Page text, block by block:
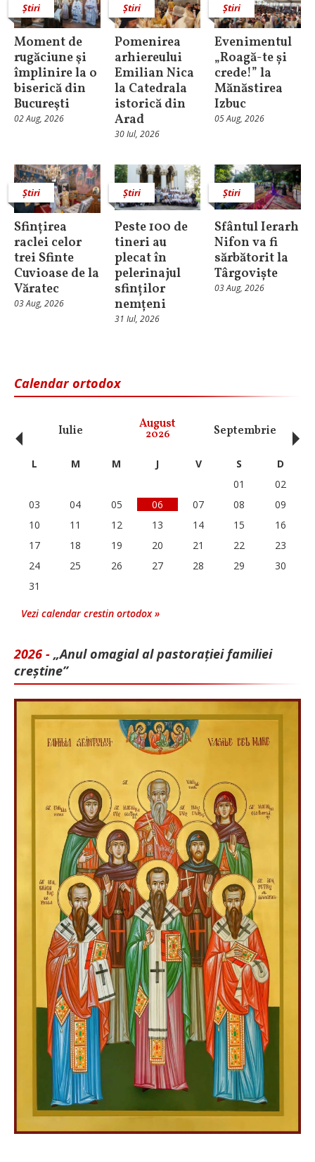
Știri
Moment de
rugăciune şi
împlinire la o
biserică din
Bucureşti
02 Aug, 2026
Știri
Pomenirea
arhiereului
Emilian Nica
la Catedrala
istorică din
Arad
30 Iul, 2026
Știri
Evenimentul
„Roagă-te și
crede!” la
Mănăstirea
Izbuc
05 Aug, 2026
Știri
Sfințirea
raclei celor
trei Sfinte
Cuvioase de la
Văratec
03 Aug, 2026
Știri
Peste 100 de
tineri au
plecat în
pelerinajul
sfinților
nemțeni
31 Iul, 2026
Știri
Sfântul Ierarh
Nifon va fi
sărbătorit la
Târgoviște
03 Aug, 2026
Calendar ortodox
Iulie August
2026 Septembrie
‹ L M M J V S
D
01
02
03
04 05 06 07 08
09
10
11 12 13 14 15
16
17
18 19 20 21 22
23
24
25 26 27 28 29
30
31
Vezi calendar crestin ortodox »
2026 - „Anul omagial al pastorației familiei
creștine”